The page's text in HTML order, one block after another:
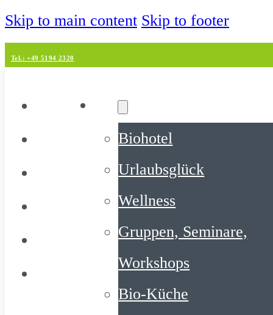
Skip to main content Skip to footer
Tel.: +49 5194 2320
Biohotel
Urlaubsglück
Wellness
Gruppen, Seminare,
Workshops
Bio-Küche